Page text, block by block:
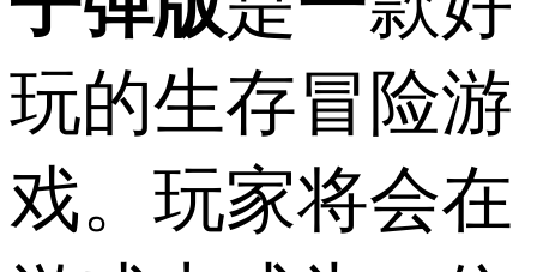
玩的生存冒险游
戏。玩家将会在